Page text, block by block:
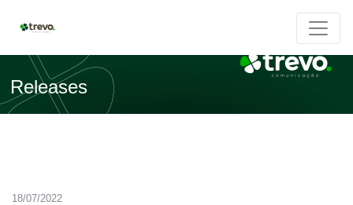
Releases
18/07/2022